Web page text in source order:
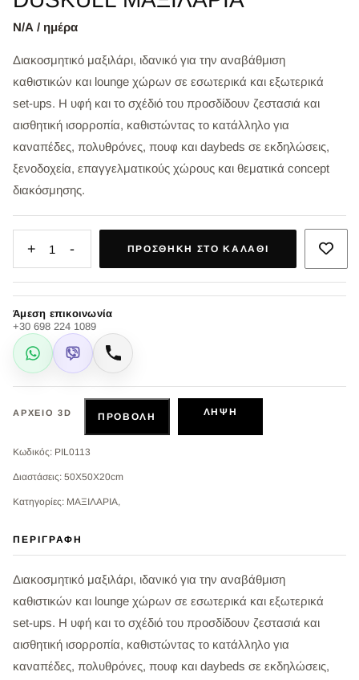
Ν/Α / ημέρα
Διακοσμητικό μαξιλάρι, ιδανικό για την αναβάθμιση
καθιστικών και lounge χώρων σε εσωτερικά και εξωτερικά
set-ups. Η υφή και το σχέδιό του προσδίδουν ζεστασιά και
αισθητική ισορροπία, καθιστώντας το κατάλληλο για
καναπέδες, πολυθρόνες, πουφ και daybeds σε εκδηλώσεις,
ξενοδοχεία, επαγγελματικούς χώρους και θεματικά concept
διακόσμησης.
+ 1 - ΠΡΟΣΘΉΚΗ ΣΤΟ ΚΑΛΆΘΙ
Άμεση επικοινωνία
+30 698 224 1089
WhatsApp
Viber Κλήση
ΑΡΧΕΊΟ 3D ΠΡΟΒΟΛΉ ΛΉΨΗ
Κωδικός: PIL0113
Διαστάσεις: 50Χ50Χ20cm
Κατηγορίες: ΜΑΞΙΛΑΡΙΑ,
ΠΕΡΙΓΡΑΦΉ
Διακοσμητικό μαξιλάρι, ιδανικό για την αναβάθμιση
καθιστικών και lounge χώρων σε εσωτερικά και εξωτερικά
set-ups. Η υφή και το σχέδιό του προσδίδουν ζεστασιά και
αισθητική ισορροπία, καθιστώντας το κατάλληλο για
καναπέδες, πολυθρόνες, πουφ και daybeds σε εκδηλώσεις,